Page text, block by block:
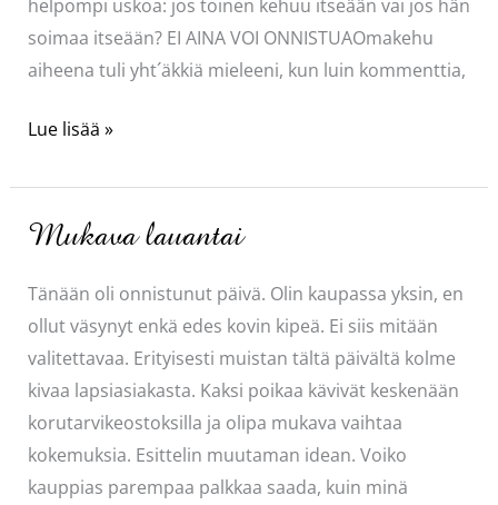
helpompi uskoa: jos toinen kehuu itseään vai jos hän
soimaa itseään? EI AINA VOI ONNISTUAOmakehu
aiheena tuli yht´äkkiä mieleeni, kun luin kommenttia,
Riippuu
Lue lisää »
Mukava lauantai
Tänään oli onnistunut päivä. Olin kaupassa yksin, en
ollut väsynyt enkä edes kovin kipeä. Ei siis mitään
valitettavaa. Erityisesti muistan tältä päivältä kolme
kivaa lapsiasiakasta. Kaksi poikaa kävivät keskenään
korutarvikeostoksilla ja olipa mukava vaihtaa
kokemuksia. Esittelin muutaman idean. Voiko
kauppias parempaa palkkaa saada, kuin minä